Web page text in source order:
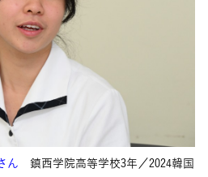
ん 鎮西学院高等学校3年／2024韓国